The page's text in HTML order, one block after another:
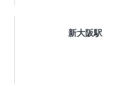
新大阪駅